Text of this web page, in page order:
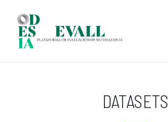
DATASETS